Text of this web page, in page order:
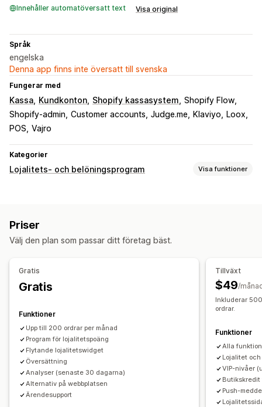
Innehåller automatöversatt text Visa original
Språk
engelska
Denna app finns inte översatt till svenska
Fungerar med
Kassa Kundkonton Shopify kassasystem Shopify Flow
Shopify-admin Customer accounts Judge.me Klaviyo
Loox
POS Vajro
Kategorier
Lojalitets- och belöningsprogram Visa funktioner
Priser
Välj den plan som passar ditt företag bäst.
Gratis
Gratis
Funktioner
Upp till 200 ordrar per månad
Program för lojalitetspoäng
Flytande lojalitetswidget
Översättning
Analyser (senaste 30 dagarna)
Alternativ på webbplatsen
Ärendesupport
Tillväxt
$49/
Inkluderar
ordrar.
Funktioner
Alla
Lojalitet
VIP-nivåer
Push-